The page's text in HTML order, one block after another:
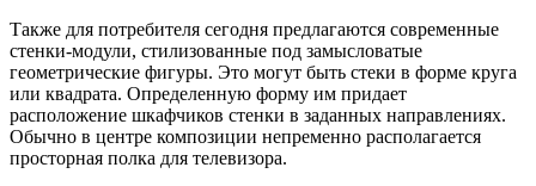
Также для потребителя сегодня предлагаются современные
стенки-модули, стилизованные под замысловатые
геометрические фигуры. Это могут быть стеки в форме круга
или квадрата. Определенную форму им придает
расположение шкафчиков стенки в заданных направлениях.
Обычно в центре композиции непременно располагается
просторная полка для телевизора.